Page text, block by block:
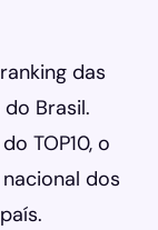
das
Brasil.
TOP10, o
dos